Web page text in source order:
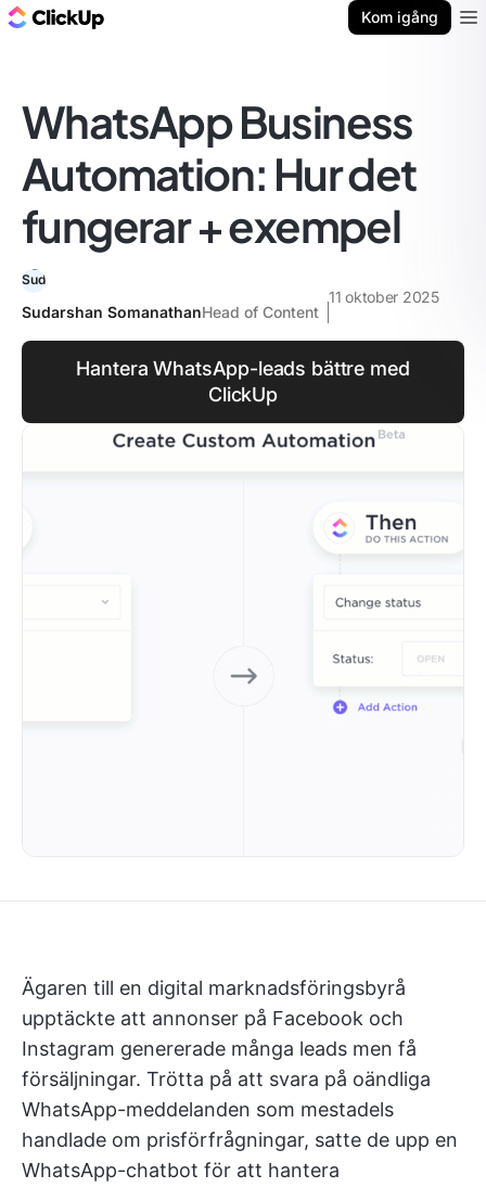
Kom igång
WhatsApp Business
Automation: Hur det
fungerar + exempel
Sudarshan SomanathanHead of Content
11 oktober 2025
Hantera WhatsApp-leads bättre med
ClickUp
Ägaren till en digital marknadsföringsbyrå
upptäckte att annonser på Facebook och
Instagram genererade många leads men få
försäljningar. Trötta på att svara på oändliga
WhatsApp-meddelanden som mestadels
handlade om prisförfrågningar, satte de upp en
WhatsApp-chatbot för att hantera